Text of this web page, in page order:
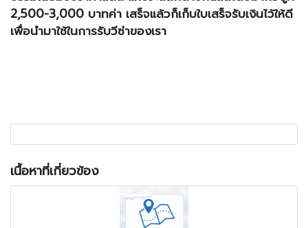
2,500-3,000 บาทค่า เสร็จแล้วก็เก็บใบเสร็จรับเงินไว้ให้ดี
เพื่อนำมาใช้ในการรับวีซ่าของเรา
เนื้อหาที่เกี่ยวข้อง